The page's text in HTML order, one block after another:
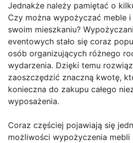
Jednakże należy pamiętać o
Czy można wypożyczać meble
swoim mieszkaniu?
eventowych stało się coraz
osób organizujących różnego
wydarzenia. Dzięki temu
zaoszczędzić znaczną kwotę,
konieczna do zakupu całego
wyposażenia.
Coraz częściej pojawiają się
możliwości wypożyczenia mebli